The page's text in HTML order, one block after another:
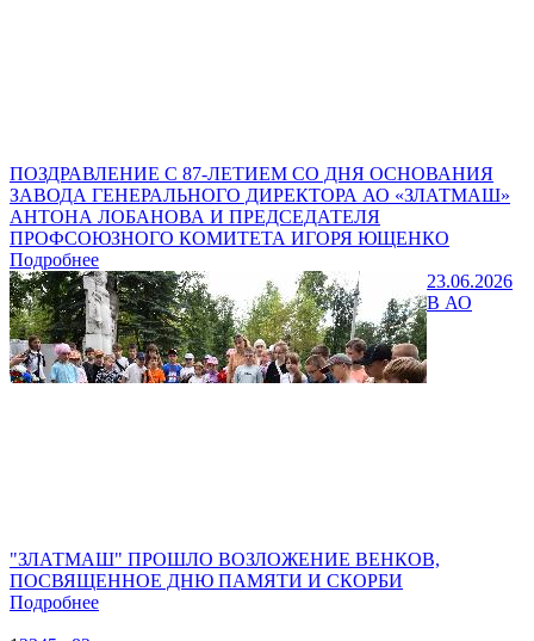
ПОЗДРАВЛЕНИЕ С 87-ЛЕТИЕМ СО ДНЯ ОСНОВАНИЯ
ЗАВОДА ГЕНЕРАЛЬНОГО ДИРЕКТОРА АО «ЗЛАТМАШ»
АНТОНА ЛОБАНОВА И ПРЕДСЕДАТЕЛЯ
ПРОФСОЮЗНОГО КОМИТЕТА ИГОРЯ ЮЩЕНКО
Подробнее
23.06.2026
В АО
"ЗЛАТМАШ" ПРОШЛО ВОЗЛОЖЕНИЕ ВЕНКОВ,
ПОСВЯЩЕННОЕ ДНЮ ПАМЯТИ И СКОРБИ
Подробнее